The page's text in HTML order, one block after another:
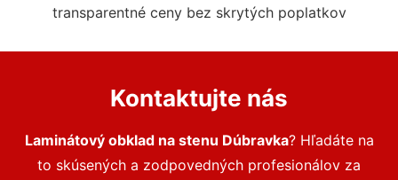
transparentné ceny bez skrytých poplatkov
Kontaktujte nás
Laminátový obklad na stenu Dúbravka? Hľadáte na
to skúsených a zodpovedných profesionálov za